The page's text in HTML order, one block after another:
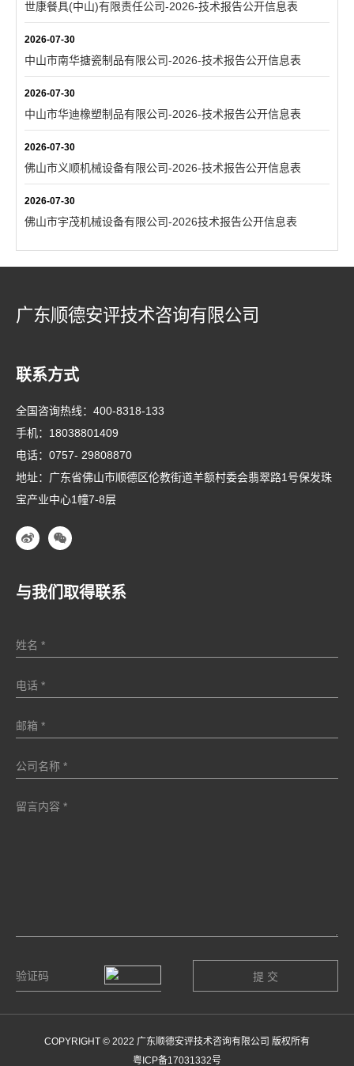
世康餐具(中山)有限责任公司-2026-技术报告公开信息表
2026-07-30
中山市南华搪瓷制品有限公司-2026-技术报告公开信息表
2026-07-30
中山市华迪橡塑制品有限公司-2026-技术报告公开信息表
2026-07-30
佛山市义顺机械设备有限公司-2026-技术报告公开信息表
2026-07-30
佛山市宇茂机械设备有限公司-2026技术报告公开信息表
广东顺德安评技术咨询有限公司
联系方式
全国咨询热线： 400-8318-133
手机： 18038801409
电话： 0757- 29808870
地址：广东省佛山市顺德区伦教街道羊额村委会翡翠路1号保发珠
宝产业中心1幢7-8层
与我们取得联系
COPYRIGHT © 2022 广东顺德安评技术咨询有限公司 版权所有
粤ICP备17031332号